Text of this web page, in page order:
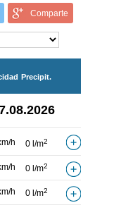
Comparte
Precipit.
h 0 l/m2
h 0 l/m2
h 0 l/m2